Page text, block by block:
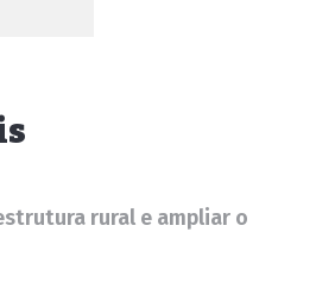
rural e ampliar o